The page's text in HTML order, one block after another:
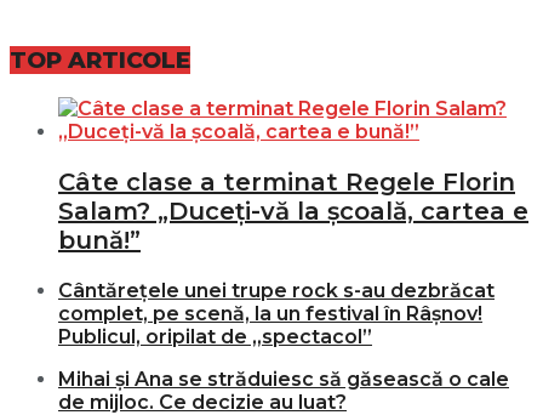
TOP ARTICOLE
Câte clase a terminat Regele Florin
Salam? „Duceți-vă la școală, cartea e
bună!”
Cântărețele unei trupe rock s-au dezbrăcat
complet, pe scenă, la un festival în Râșnov!
Publicul, oripilat de „spectacol”
Mihai și Ana se străduiesc să găsească o cale
de mijloc. Ce decizie au luat?